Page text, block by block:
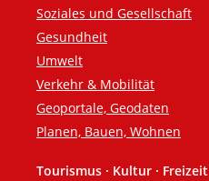
Soziales und Gesellschaft
Gesundheit
Umwelt
Verkehr & Mobilität
Geoportale, Geodaten
Planen, Bauen, Wohnen
Tourismus · Kultur · Freizeit